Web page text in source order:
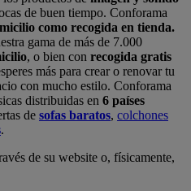
de buen tiempo. Conforama
como recogida en tienda.
gama de más de 7.000
, o bien con recogida gratis
más para crear o renovar tu
con mucho estilo. Conforama
distribuidas en 6 países
de sofas baratos, colchones
.
de su website o, físicamente,